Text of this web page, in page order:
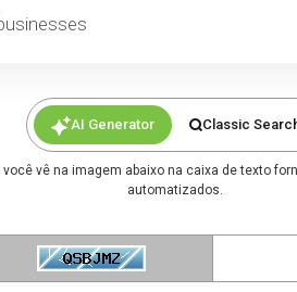
AI Generator Classic
vê na imagem abaixo na caixa de texto
automatizados.